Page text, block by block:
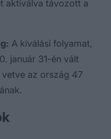
aktiválva távozott a
A kiválási folyamat,
január 31-én vált
az ország 47